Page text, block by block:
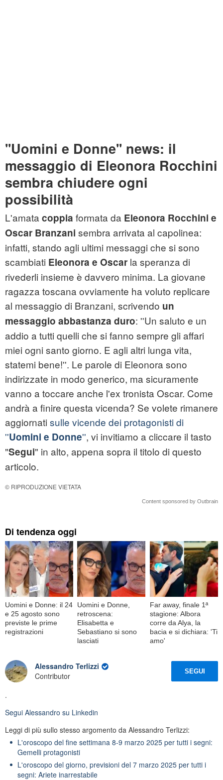
''Uomini e Donne'' news: il
messaggio di Eleonora Rocchini
sembra chiudere ogni
possibilità
L'amata coppia formata da Eleonora Rocchini e
Oscar Branzani sembra arrivata al capolinea:
infatti, stando agli ultimi messaggi che si sono
scambiati Eleonora e Oscar la speranza di
rivederli insieme è davvero minima. La giovane
ragazza toscana ovviamente ha voluto replicare
al messaggio di Branzani, scrivendo un
messaggio abbastanza duro: ''Un saluto e un
addio a tutti quelli che si fanno sempre gli affari
miei ogni santo giorno. E agli altri lunga vita,
statemi bene!''. Le parole di Eleonora sono
indirizzate in modo generico, ma sicuramente
vanno a toccare anche l'ex tronista Oscar. Come
andrà a finire questa vicenda? Se volete rimanere
aggiornati sulle vicende dei protagonisti di
''Uomini e Donne'', vi invitiamo a cliccare il tasto
"Segui" in alto, appena sopra il titolo di questo
articolo.
© RIPRODUZIONE VIETATA
Content sponsored by Outbrain
Di tendenza oggi
Uomini e Donne: il 24
e 25 agosto sono
previste le prime
registrazioni
Uomini e Donne,
retroscena:
Elisabetta e
Sebastiano si sono
lasciati
Far away, finale 1ª
stagione: Albora
corre da Alya, la
bacia e si dichiara: 'Ti
amo'
Alessandro Terlizzi
Contributor
SEGUI
.
Segui Alessandro su Linkedin
Leggi di più sullo stesso argomento da Alessandro Terlizzi:
L'oroscopo del fine settimana 8-9 marzo 2025 per tutti i segni:
Gemelli protagonisti
L'oroscopo del giorno, previsioni del 7 marzo 2025 per tutti i
segni: Ariete inarrestabile